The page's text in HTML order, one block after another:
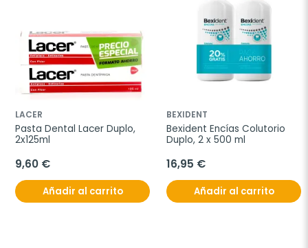
LACER
Pasta Dental Lacer Duplo,
2x125ml
9,60 €
Añadir al carrito
BEXIDENT
Bexident Encías Colutorio
Duplo, 2 x 500 ml
16,95 €
Añadir al carrito